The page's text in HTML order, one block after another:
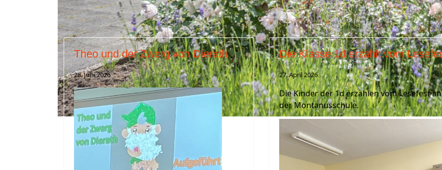
Herzlich Willkommen auf der Homepage der Montanusgrundschule Burscheid
Theo und der Zwerg von Dierath
28. Juni 2026
Die Klasse 1d erzählt vom
27. April 2026
Die Kinder der 1d erzählen vom Lesefest an
der Montanusschule.